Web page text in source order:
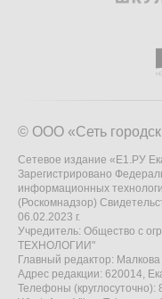
© ООО «Сеть
Сетевое издание «Е1.РУ
Зарегистрировано
информационных
(Роскомнадзор)
06.02.2023 г.
Учредитель: Общество с
ТЕХНОЛОГИИ"
Главный редактор:
Адрес редакции: 620014,
Телефоны